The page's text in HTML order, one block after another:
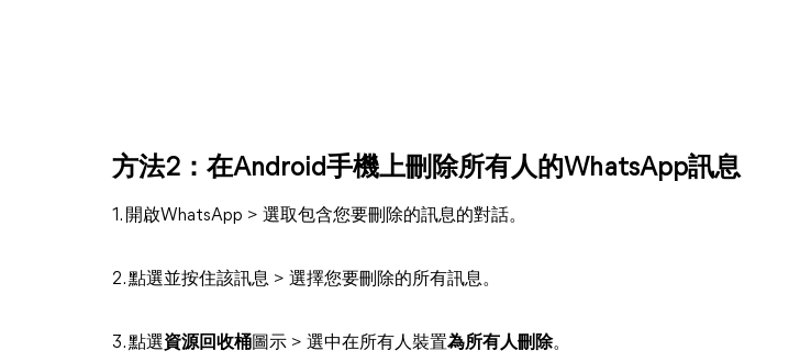
方法2：在Android手機上刪除所有人的WhatsApp訊息
1. 開啟WhatsApp > 選取包含您要刪除的訊息的對話。
2. 點選並按住該訊息 > 選擇您要刪除的所有訊息。
3. 點選資源回收桶圖示 > 選中在所有人裝置為所有人刪除。